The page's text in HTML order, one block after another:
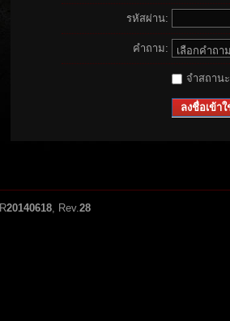
รหัสผ่าน:
คำถาม:
จำสถาน
ลงชื่อเข้าใ
R20140618, Rev.28